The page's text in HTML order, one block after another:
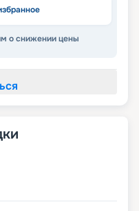
о снижении цены